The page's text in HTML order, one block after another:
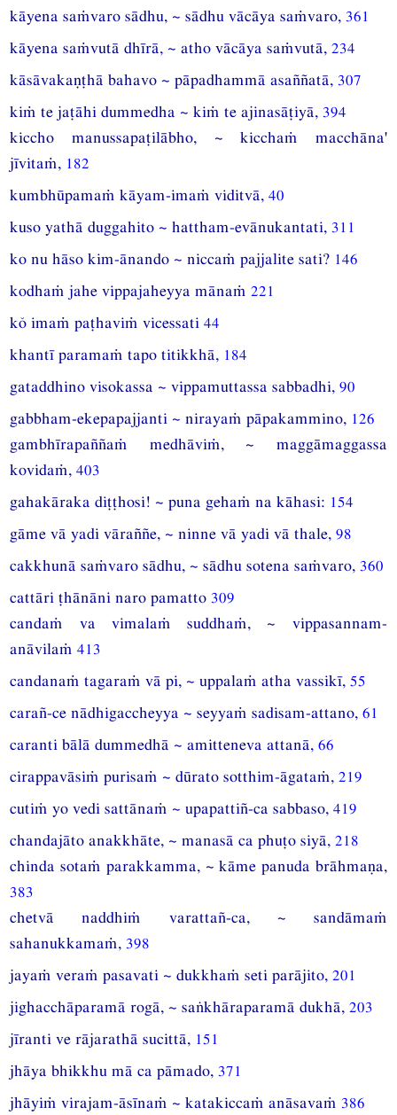
kāyena saṁvaro sādhu, ~ sādhu vācāya saṁvaro, 361
kāyena saṁvutā dhīrā, ~ atho vācāya saṁvutā,234
kāsāvakaṇṭhā bahavo ~ pāpadhammā asaññatā, 307
kiṁ te jaṭāhi dummedha ~ kiṁ te ajinasāṭiyā, 394
kiccho manussapaṭilābho, ~ kicchaṁ macchāna'
jīvitaṁ, 182
kumbhūpamaṁ kāyam-imaṁ viditvā,40
kuso yathā duggahito ~ hattham-evānukantati, 311
ko nu hāso kim-ānando ~ niccaṁ pajjalite sati? 146
kodhaṁ jahe vippajaheyya mānaṁ221
kŏ imaṁ paṭhaviṁ vicessati44
khantī paramaṁ tapo titikkhā, 184
gataddhino visokassa ~ vippamuttassa sabbadhi,90
gabbham-ekepapajjanti ~ nirayaṁ pāpakammino, 126
gambhīrapaññaṁ medhāviṁ, ~ maggāmaggassa
kovidaṁ,403
gahakāraka diṭṭhosi! ~ puna gehaṁ na kāhasi: 154
gāme vā yadi vāraññe, ~ ninne vā yadi vā thale,98
cakkhunā saṁvaro sādhu, ~ sādhu sotena saṁvaro, 360
cattāri ṭhānāni naro pamatto 309
candaṁ va vimalaṁ suddhaṁ, ~ vippasannam-
anāvilaṁ413
candanaṁ tagaraṁ vā pi, ~ uppalaṁ atha vassikī, 55
carañ-ce nādhigaccheyya ~ seyyaṁ sadisam-attano,61
caranti bālā dummedhā ~ amitteneva attanā,66
cirappavāsiṁ purisaṁ ~ dūrato sotthim-āgataṁ,219
cutiṁ yo vedi sattānaṁ ~ upapattiñ-ca sabbaso,419
chandajāto anakkhāte, ~ manasā ca phuṭo siyā,218
chinda sotaṁ parakkamma, ~ kāme panuda brāhmaṇa,
383
chetvā naddhiṁ varattañ-ca, ~ sandāmaṁ
sahanukkamaṁ, 398
jayaṁ veraṁ pasavati ~ dukkhaṁ seti parājito,201
jighacchāparamā rogā, ~ saṅkhāraparamā dukhā,203
jīranti ve rājarathā sucittā, 151
jhāya bhikkhu mā ca pāmado, 371
jhāyiṁ virajam-āsīnaṁ ~ katakiccaṁ anāsavaṁ 386